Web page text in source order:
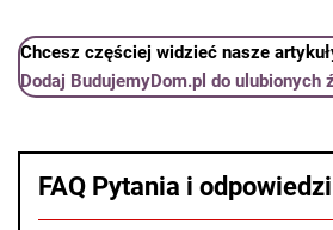
Chcesz częściej widzieć nasze
Dodaj BudujemyDom.pl do ulubionych
FAQ Pytania i odpowiedzi